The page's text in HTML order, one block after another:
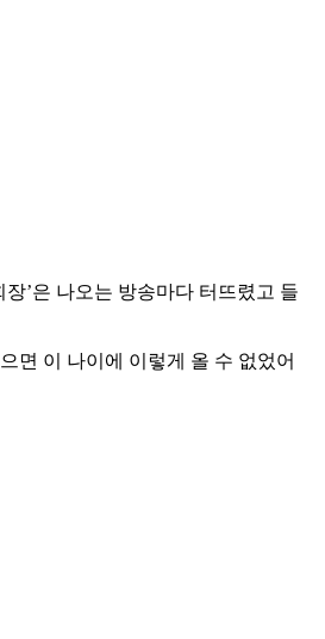
’은 나오는 방송마다 터뜨렸고 들
면 이 나이에 이렇게 올 수 없었어